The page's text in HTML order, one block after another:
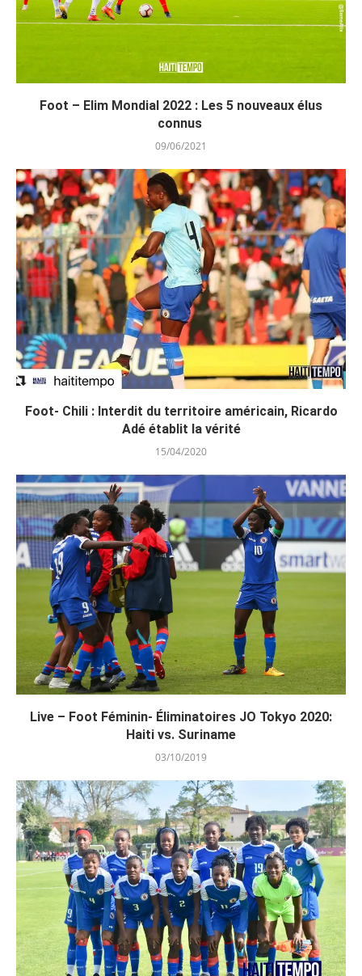
Foot – Elim Mondial 2022 : Les 5 nouveaux élus
connus
09/06/2021
Foot- Chili : Interdit du territoire américain, Ricardo
Adé établit la vérité
15/04/2020
Live – Foot Féminin- Éliminatoires JO Tokyo 2020:
Haiti vs. Suriname
03/10/2019